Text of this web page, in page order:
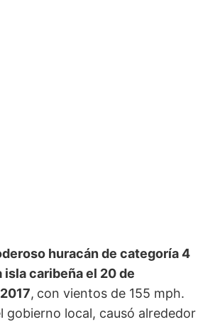
huracán de categoría 4
isla caribeña el 20 de
, con vientos de 155 mph.
gobierno local, causó alrededor